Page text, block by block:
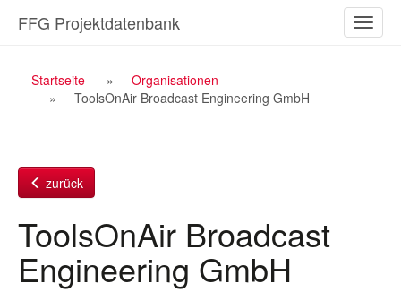
Inhalt
ein-/
FFG Projektdatenbank
Breadcrumb
Navigation
Startseite
Organisationen
ToolsOnAir Broadcast Engineering GmbH
zurück
ToolsOnAir Broadcast
Engineering GmbH